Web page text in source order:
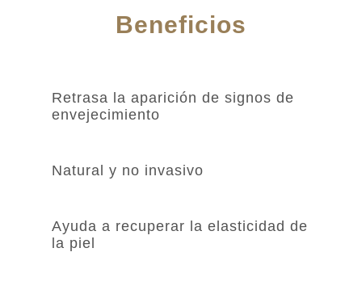
Beneficios
Retrasa la aparición de signos de
envejecimiento
Natural y no invasivo
Ayuda a recuperar la elasticidad de
la piel